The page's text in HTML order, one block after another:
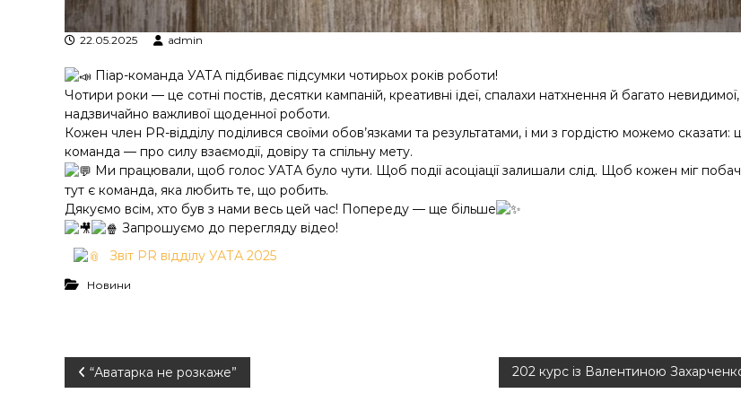
22.05.2025 admin
Піар-команда УАТА підбиває підсумки чотирьох років роботи!
Чотири роки — це сотні постів, десятки кампаній, креативні ідеї, спалахи натхнення й багато
надзвичайно важливої щоденної роботи.
Кожен член PR-відділу поділився своїми обов’язками та результатами, і ми з гордістю можемо сказати:
команда — про силу взаємодії, довіру та спільну мету.
Ми працювали, щоб голос УАТА було чути. Щоб події асоціації залишали слід. Щоб кожен міг
тут є команда, яка любить те, що робить.
Дякуємо всім, хто був з нами весь цей час! Попереду — ще більше
Запрошуємо до перегляду відео!
Звіт PR відділу УАТА 2025
Новини
Н “Аватарка не розкаже” 202 курс із Валентиною